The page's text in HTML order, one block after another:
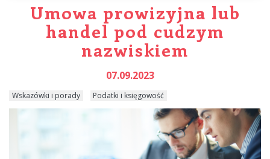
Umowa prowizyjna lub
handel pod cudzym
nazwiskiem
07.09.2023
Wskazówki i porady Podatki i księgowość